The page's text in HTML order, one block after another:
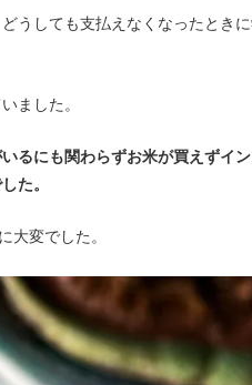
うしても支払えなくなったとき
ました。
るにも関わらずお米が買えずイ
た。
大変でした。